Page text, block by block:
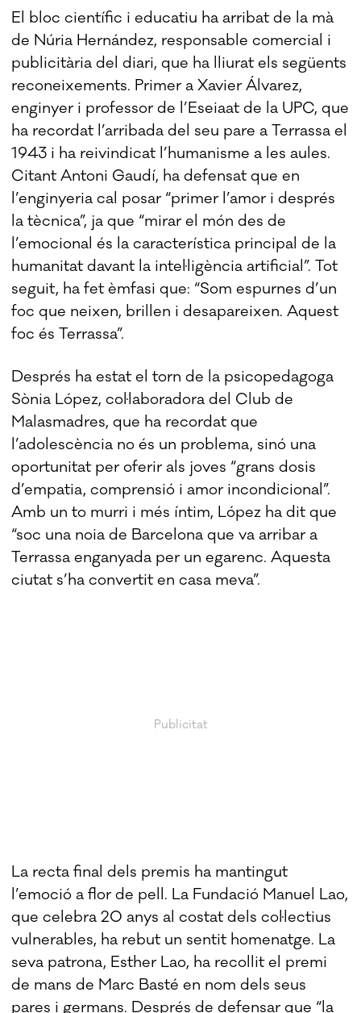
El bloc científic i educatiu ha arribat de la mà
de Núria Hernández, responsable comercial i
publicitària del diari, que ha lliurat els següents
reconeixements. Primer a Xavier Álvarez,
enginyer i professor de l’Eseiaat de la UPC, que
ha recordat l’arribada del seu pare a Terrassa el
1943 i ha reivindicat l’humanisme a les aules.
Citant Antoni Gaudí, ha defensat que en
l’enginyeria cal posar “primer l’amor i després
la tècnica”, ja que “mirar el món des de
l’emocional és la característica principal de la
humanitat davant la intel·ligència artificial”. Tot
seguit, ha fet èmfasi que: “Som espurnes d’un
foc que neixen, brillen i desapareixen. Aquest
foc és Terrassa”.
Després ha estat el torn de la psicopedagoga
Sònia López, col·laboradora del Club de
Malasmadres, que ha recordat que
l’adolescència no és un problema, sinó una
oportunitat per oferir als joves “grans dosis
d’empatia, comprensió i amor incondicional”.
Amb un to murri i més íntim, López ha dit que
“soc una noia de Barcelona que va arribar a
Terrassa enganyada per un egarenc. Aquesta
ciutat s’ha convertit en casa meva”.
La recta final dels premis ha mantingut
l’emoció a flor de pell. La Fundació Manuel Lao,
que celebra 20 anys al costat dels col·lectius
vulnerables, ha rebut un sentit homenatge. La
seva patrona, Esther Lao, ha recollit el premi
de mans de Marc Basté en nom dels seus
pares i germans. Després de defensar que “la